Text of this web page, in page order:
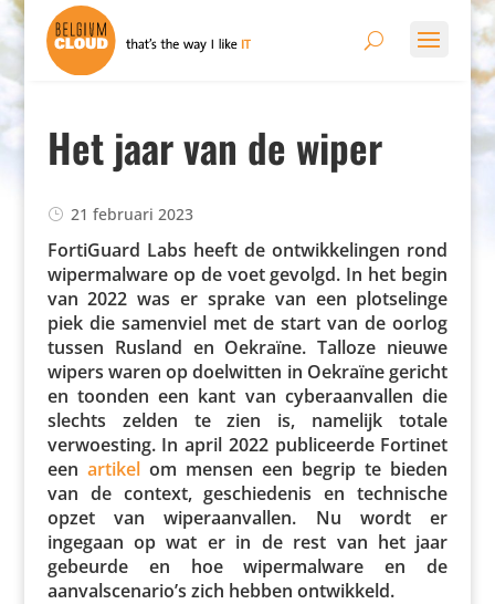
Het jaar van de wiper
21 februari 2023
FortiGuard Labs heeft de ontwik­ke­lingen rond
wiper­mal­ware op de voet gevolgd. In het begin
van 2022 was er sprake van een plot­se­linge
piek die samenviel met de start van de oorlog
tussen Rusland en Oekraïne. Talloze nieuwe
wipers waren op doel­witten in Oekraïne gericht
en toonden een kant van cyber­aan­vallen die
slechts zelden te zien is, namelijk totale
verwoes­ting. In april 2022 publi­ceerde Fortinet
een artikelom mensen een begrip te bieden
van de context, geschie­denis en tech­ni­sche
opzet van wiper­aan­vallen. Nu wordt er
ingegaan op wat er in de rest van het jaar
gebeurde en hoe wiper­mal­ware en de
aanvalscenario’s zich hebben ontwikkeld.